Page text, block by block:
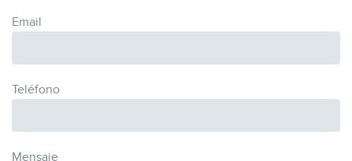
Email
Teléfono
Mensaje